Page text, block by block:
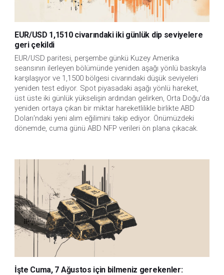
EUR/USD 1,1510 civarındaki iki günlük dip seviyelere
geri çekildi
EUR/USD paritesi, perşembe günkü Kuzey Amerika
seansının ilerleyen bölümünde yeniden aşağı yönlü baskıyla
karşılaşıyor ve 1,1500 bölgesi civarındaki düşük seviyeleri
yeniden test ediyor. Spot piyasadaki aşağı yönlü hareket,
üst üste iki günlük yükselişin ardından gelirken, Orta Doğu'da
yeniden ortaya çıkan bir miktar hareketlilikle birlikte ABD
Doları'ndaki yeni alım eğilimini takip ediyor. Önümüzdeki
dönemde, cuma günü ABD NFP verileri ön plana çıkacak.
İşte Cuma, 7 Ağustos için bilmeniz gerekenler: